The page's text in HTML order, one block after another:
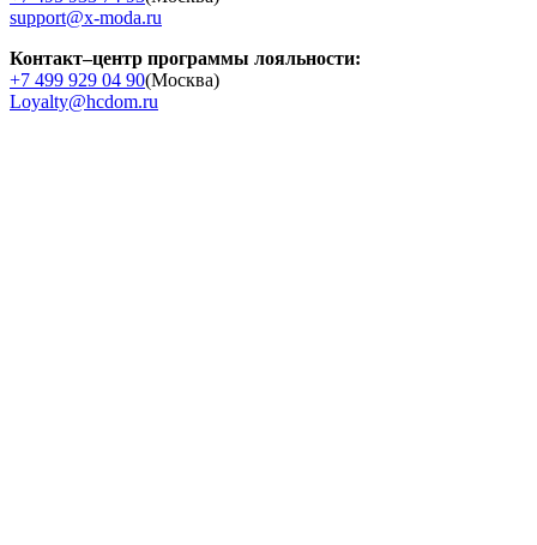
support@x-moda.ru
Контакт–центр программы лояльности:
+7 499 929 04 90(Москва)
Loyalty@hcdom.ru